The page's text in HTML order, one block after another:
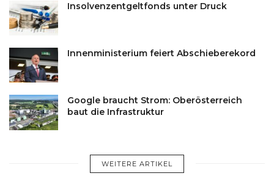
Insolvenzentgeltfonds unter Druck
Innenministerium feiert Abschieberekord
Google braucht Strom: Oberösterreich
baut die Infrastruktur
WEITERE ARTIKEL